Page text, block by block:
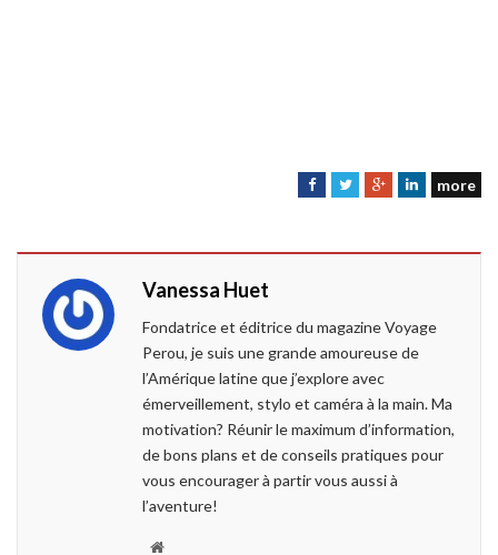
F
o
k
T
r
G
+
L
I
n
more
Vanessa Huet
Fondatrice et éditrice du magazine Voyage
Perou, je suis une grande amoureuse de
l’Amérique latine que j’explore avec
émerveillement, stylo et caméra à la main. Ma
motivation? Réunir le maximum d’information,
de bons plans et de conseils pratiques pour
vous encourager à partir vous aussi à
l’aventure!
W